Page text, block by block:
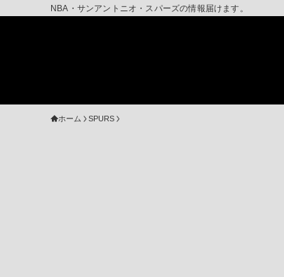
NBA・サンアントニオ・スパーズの情報届けます。
ホーム SPURS